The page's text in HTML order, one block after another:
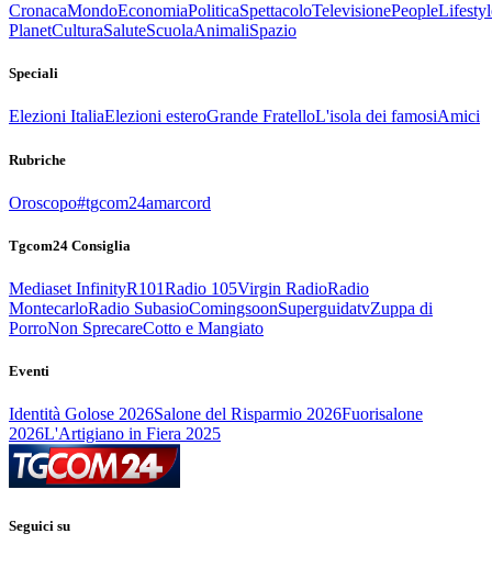
CronacaMondoEconomiaPoliticaSpettacoloTelevisionePeople
PlanetCulturaSaluteScuolaAnimaliSpazio
Speciali
Elezioni ItaliaElezioni esteroGrande FratelloL'isola dei famosiAmici
Rubriche
Oroscopo#tgcom24amarcord
Tgcom24 Consiglia
Mediaset InfinityR101Radio 105Virgin RadioRadio
MontecarloRadio SubasioComingsoonSuperguidatvZuppa di
PorroNon SprecareCotto e Mangiato
Eventi
Identità Golose 2026Salone del Risparmio 2026Fuorisalone
2026L'Artigiano in Fiera 2025
Seguici su